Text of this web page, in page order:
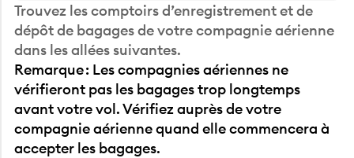
Trouvez les comptoirs d’enregistrement et de
dépôt de bagages de votre compagnie aérienne
dans les allées suivantes.
Remarque : Les compagnies aériennes ne
vérifieront pas les bagages trop longtemps
avant votre vol. Vérifiez auprès de votre
compagnie aérienne quand elle commencera à
accepter les bagages.